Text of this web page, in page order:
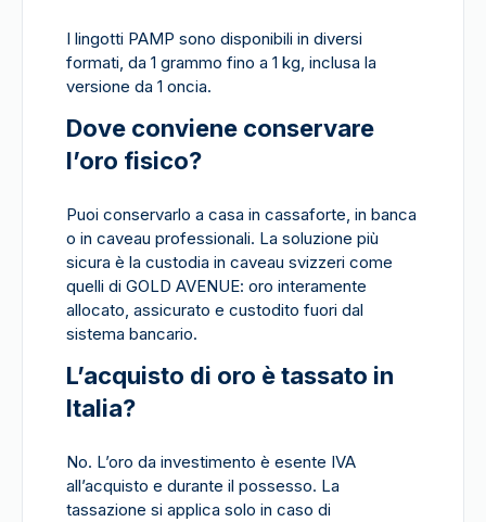
I lingotti PAMP sono disponibili in diversi
formati, da 1 grammo fino a 1 kg, inclusa la
versione da 1 oncia.
Dove conviene conservare
l’oro fisico?
Puoi conservarlo a casa in cassaforte, in banca
o in caveau professionali. La soluzione più
sicura è la custodia in caveau svizzeri come
quelli di GOLD AVENUE: oro interamente
allocato, assicurato e custodito fuori dal
sistema bancario.
L’acquisto di oro è tassato in
Italia?
No. L’oro da investimento è esente IVA
all’acquisto e durante il possesso. La
tassazione si applica solo in caso di